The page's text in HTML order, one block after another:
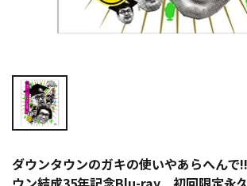
ダウンタウンのガキの使いやあらへん